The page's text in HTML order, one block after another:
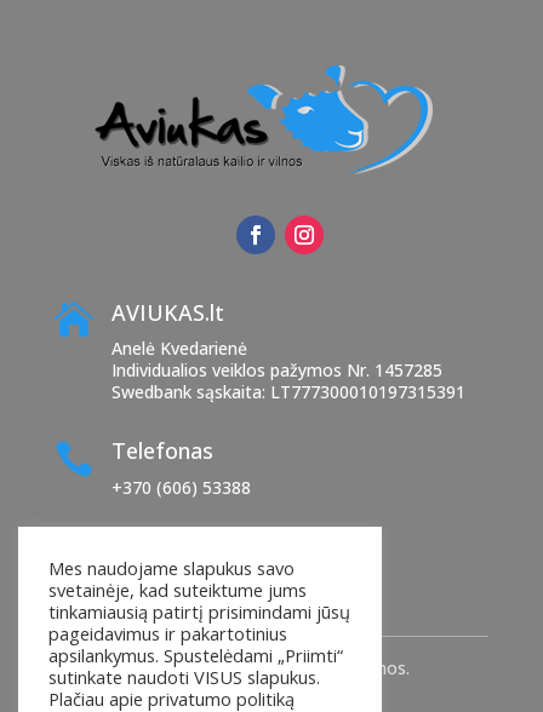
 AVIUKAS.lt
Anelė Kvedarienė
Individualios veiklos pažymos Nr. 1457285
Swedbank sąskaita: LT777300010197315391
 Telefonas
+370 (606) 53388
manoaviukas@yahoo.com
© 2025AVIUKAS.Lt. Visos teisės saugomos.
Mes naudojame slapukus savo
svetainėje, kad suteiktume jums
tinkamiausią patirtį prisimindami jūsų
pageidavimus ir pakartotinius
apsilankymus. Spustelėdami „Priimti“
sutinkate naudoti VISUS slapukus.
Plačiau apie privatumo politiką